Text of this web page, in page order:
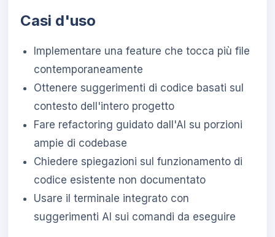
Casi d'uso
Implementare una feature che tocca più file
contemporaneamente
Ottenere suggerimenti di codice basati sul
contesto dell'intero progetto
Fare refactoring guidato dall'AI su porzioni
ampie di codebase
Chiedere spiegazioni sul funzionamento di
codice esistente non documentato
Usare il terminale integrato con
suggerimenti AI sui comandi da eseguire